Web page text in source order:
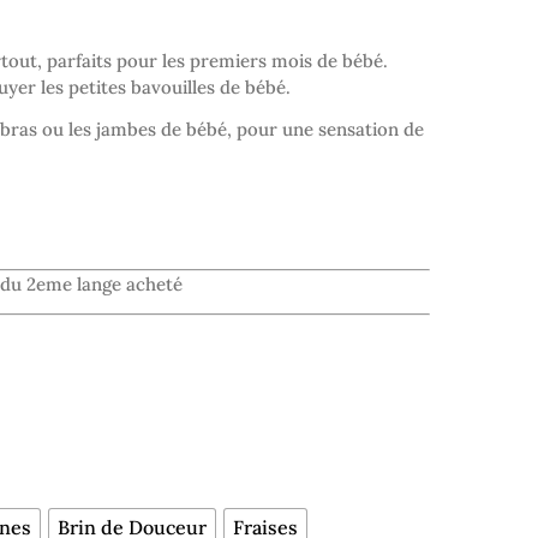
parfaits pour les premiers mois de bébé.
les petites bavouilles de bébé.
ou les jambes de bébé, pour une sensation de
2eme lange acheté
Brin de Douceur
Fraises